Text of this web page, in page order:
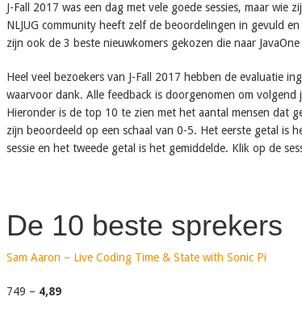
J-Fall 2017 was een dag met vele goede sessies, maar wie
NLJUG community heeft zelf de beoordelingen in gevuld
zijn ook de 3 beste nieuwkomers gekozen die naar
Heel veel bezoekers van J-Fall 2017 hebben de evaluatie
waarvoor dank. Alle feedback is doorgenomen om volgend
Hieronder is de top 10 te zien met het aantal mensen dat
zijn beoordeeld op een schaal van 0-5. Het eerste getal is
sessie en het tweede getal is het gemiddelde. Klik op de
De 10 beste sprekers
Sam Aaron – Live Coding Time & State with Sonic Pi
749 – 4,89